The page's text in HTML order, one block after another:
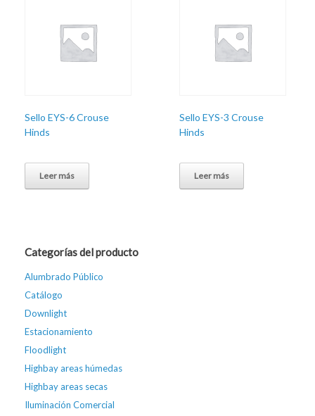
Sello EYS-6 Crouse
Hinds
Leer más
Sello EYS-3 Crouse
Hinds
Leer más
Categorías del producto
Alumbrado Público
Catálogo
Downlight
Estacionamiento
Floodlight
Highbay areas húmedas
Highbay areas secas
Iluminación Comercial